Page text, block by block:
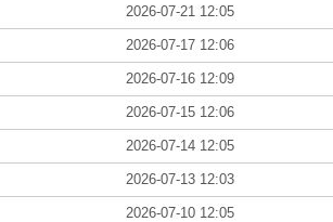
2026-07-21 12:05
2026-07-17 12:06
2026-07-16 12:09
2026-07-15 12:06
2026-07-14 12:05
2026-07-13 12:03
2026-07-10 12:05